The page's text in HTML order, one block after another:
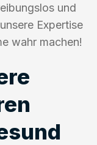
und
Expertise
wahr machen!